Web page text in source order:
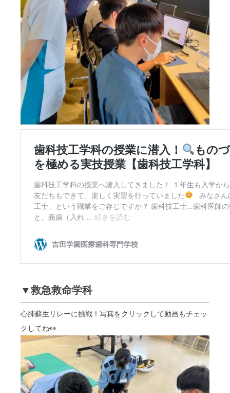
▼救急救命学科
心肺蘇生リレーに挑戦！写真をクリックして動画もチェッ
クしてね👀